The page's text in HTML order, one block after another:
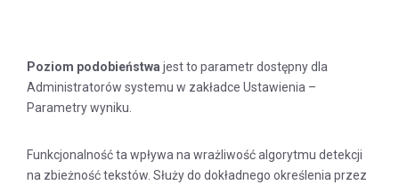
Poziom podobieństwa jest to parametr dostępny dla
Administratorów systemu w zakładce Ustawienia –
Parametry wyniku.
Funkcjonalność ta wpływa na wrażliwość algorytmu detekcji
na zbieżność tekstów. Służy do dokładnego określenia przez